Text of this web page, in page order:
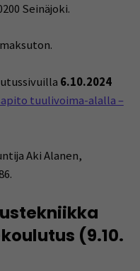
Seinäjoki.
6.10.2024
tuulivoima-alalla –
Aki Alanen,
(9.10.